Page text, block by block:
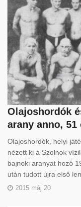
Olajoshordók
arany anno,
Olajoshordók, helyi
nézett ki a Szolnok
bajnoki aranyat hozó
után tudott újra első
2015 máj 20